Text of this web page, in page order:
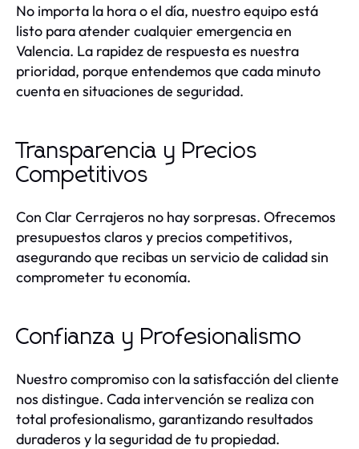
No importa la hora o el día, nuestro equipo está
listo para atender cualquier emergencia en
Valencia. La rapidez de respuesta es nuestra
prioridad, porque entendemos que cada minuto
cuenta en situaciones de seguridad.
Transparencia y Precios
Competitivos
Con Clar Cerrajeros no hay sorpresas. Ofrecemos
presupuestos claros y precios competitivos,
asegurando que recibas un servicio de calidad sin
comprometer tu economía.
Confianza y Profesionalismo
Nuestro compromiso con la satisfacción del cliente
nos distingue. Cada intervención se realiza con
total profesionalismo, garantizando resultados
duraderos y la seguridad de tu propiedad.